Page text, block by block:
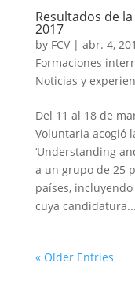
Resultados de
2017
by FCV| abr. 4,
Formaciones
Noticias y
Del 11 al 18 de
Voluntaria acogió
‘Understanding
a un grupo de 25
países,
cuya candidatura...
« Older Entries